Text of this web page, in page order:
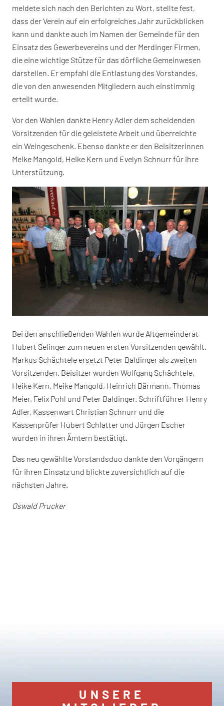
meldete sich nach den Berichten zu Wort, stellte fest,
dass der Verein auf ein erfolgreiches Jahr zurückblicken
kann und dankte auch im Namen der Gemeinde für den
Einsatz des Gewerbevereins und der Merdinger Firmen,
die eine wichtige Stütze für das dörfliche Gemeinwesen
darstellen. Er empfahl die Entlastung des Vorstandes,
die von den anwesenden Mitgliedern auch einstimmig
erteilt wurde.
Vor den Wahlen dankte Henry Adler dem scheidenden
Vorsitzenden für die geleistete Arbeit und überreichte
ein Weingeschenk. Ebenso dankte er den Beisitzerinnen
Meike Mangold, Heike Kern und Evelyn Schnurr für ihre
Unterstützung.
Bei den anschließenden Wahlen wurde Altgemeinderat
Hubert Selinger zum neuen ersten Vorsitzenden gewählt.
Markus Schächtele ersetzt Peter Baldinger als zweiten
Vorsitzenden. Beisitzer wurden Wolfgang Schächtele,
Heike Kern, Meike Mangold, Heinrich Bärmann, Thomas
Meier, Felix Pohl und Peter Baldinger. Schriftführer Henry
Adler, Kassenwart Christian Schnurr und die
Kassenprüfer Hubert Schlatter und Jürgen Escher
wurden in ihren Ämtern bestätigt.
Das neu gewählte Vorstandsduo dankte den Vorgängern
für ihren Einsatz und blickte zuversichtlich auf die
nächsten Jahre.
Oswald Prucker
UNSERE